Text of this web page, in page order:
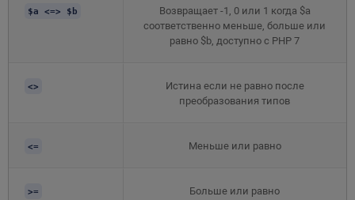
$a <=> $b
Возвращает -1, 0 или 1 когда $a
соответственно меньше, больше или
равно $b, доступно с PHP 7
<>
Истина если не равно после
преобразования типов
<= Меньше или равно
>= Больше или равно